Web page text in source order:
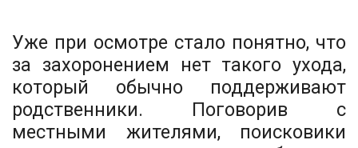
Уже при осмотре стало понятно, что
за захоронением нет такого ухода,
который обычно поддерживают
родственники. Поговорив с
местными жителями, поисковики